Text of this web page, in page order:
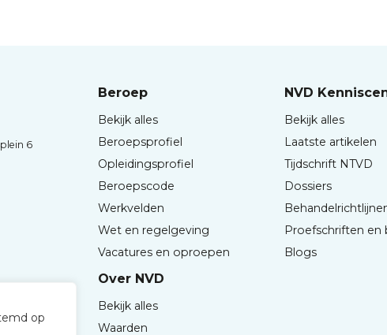
op
6
Beroep
Bekijk alles
Beroepsprofiel
Opleidingsprofiel
Beroepscode
Werkvelden
Wet en regelgeving
Vacatures en oproepen
NVD
Bekijk alles
Laatste artikelen
Tijdschrift NTVD
Dossiers
Proefschriften en
Blogs
Over NVD
Bekijk alles
Waarden